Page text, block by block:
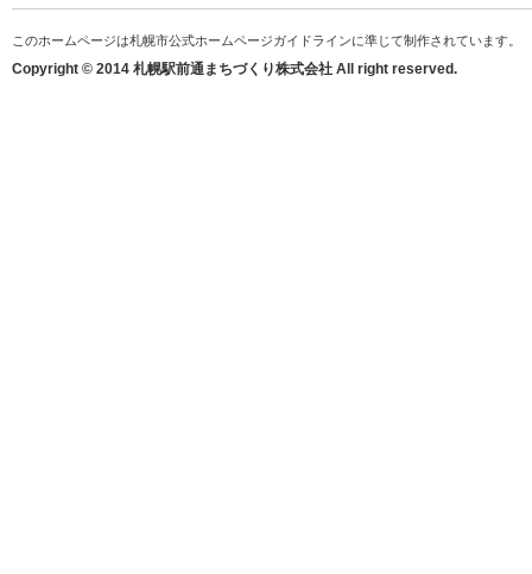
このホームページは札幌市公式ホームページガイドラインに準じて制作されています。
Copyright © 2014 札幌駅前通まちづくり株式会社 All right reserved.